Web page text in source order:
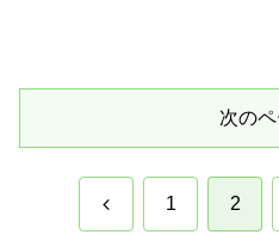
次の
前 1 2